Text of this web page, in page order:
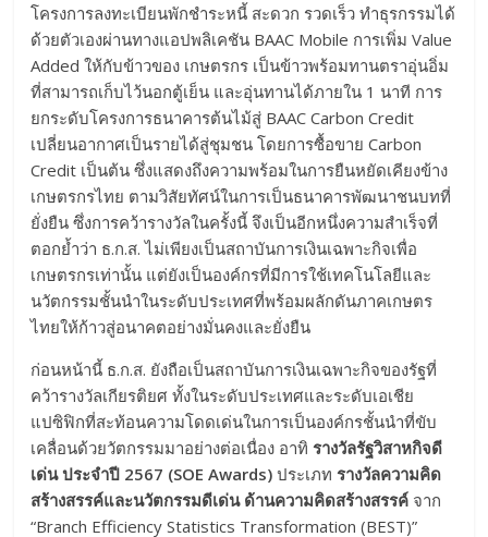
โครงการลงทะเบียนพักชำระหนี้ สะดวก รวดเร็ว ทำธุรกรรมได้
ด้วยตัวเองผ่านทางแอปพลิเคชัน BAAC Mobile การเพิ่ม Value
Added ให้กับข้าวของ เกษตรกร เป็นข้าวพร้อมทานตราอุ่นอิ่ม
ที่สามารถเก็บไว้นอกตู้เย็น และอุ่นทานได้ภายใน 1 นาที การ
ยกระดับโครงการธนาคารต้นไม้สู่ BAAC Carbon Credit
เปลี่ยนอากาศเป็นรายได้สู่ชุมชน โดยการซื้อขาย Carbon
Credit เป็นต้น ซึ่งแสดงถึงความพร้อมในการยืนหยัดเคียงข้าง
เกษตรกรไทย ตามวิสัยทัศน์ในการเป็นธนาคารพัฒนาชนบทที่
ยั่งยืน ซึ่งการคว้ารางวัลในครั้งนี้ จึงเป็นอีกหนึ่งความสำเร็จที่
ตอกย้ำว่า ธ.ก.ส. ไม่เพียงเป็นสถาบันการเงินเฉพาะกิจเพื่อ
เกษตรกรเท่านั้น แต่ยังเป็นองค์กรที่มีการใช้เทคโนโลยีและ
นวัตกรรมชั้นนำในระดับประเทศที่พร้อมผลักดันภาคเกษตร
ไทยให้ก้าวสู่อนาคตอย่างมั่นคงและยั่งยืน
ก่อนหน้านี้ ธ.ก.ส. ยังถือเป็นสถาบันการเงินเฉพาะกิจของรัฐที่
คว้ารางวัลเกียรติยศ ทั้งในระดับประเทศและระดับเอเชีย
แปซิฟิกที่สะท้อนความโดดเด่นในการเป็นองค์กรชั้นนำที่ขับ
เคลื่อนด้วยวัตกรรมมาอย่างต่อเนื่อง อาทิรางวัลรัฐวิสาหกิจดี
เด่น ประจำปี 2567 (SOE Awards) ประเภทรางวัลความคิด
สร้างสรรค์และนวัตกรรมดีเด่น ด้านความคิดสร้างสรรค์ จาก
“Branch Efficiency Statistics Transformation (BEST)”